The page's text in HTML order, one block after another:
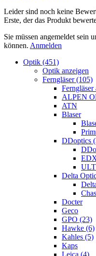
Leider sind noch keine
Erste, der das Produkt
Sie müssen angemeldet sein
können. Anmelden
Optik (451)
Optik anzeigen
Ferngläser (105)
Ferngläser
ALPEN
ATN
Blaser
DDoptics
Delta
Docter
Geco
GPO (23)
Hawke (6)
Kahles (5)
Kaps